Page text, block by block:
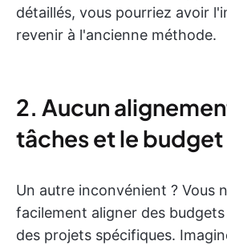
détaillés, vous pourriez avoir
revenir à l'ancienne méthode.
2. Aucun
tâches et le budget
Un autre inconvénient ? Vous
facilement aligner des
des projets spécifiques.